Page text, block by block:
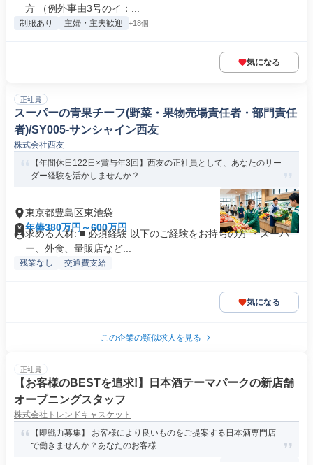
方 （例外事由3号のイ：...
制服あり 主婦・主夫歓迎 +18個
気になる
正社員
スーパーの青果チーフ(野菜・果物売場責任者・部門責任
者)/SY005-サンシャイン西友
株式会社西友
【年間休日122日×賞与年3回】西友の正社員として、あなたのリー
ダー経験を活かしませんか？
東京都豊島区東池袋
年俸380万円～600万円
求める人材: ■ 必須経験 以下のご経験をお持ちの方 ・スーパ
ー、外食、量販店など...
残業なし 交通費支給
気になる
この企業の類似求人を見る
正社員
【お客様のBESTを追求!】日本酒テーマパークの新店舗
オープニングスタッフ
株式会社トレンドキャスケット
【即戦力募集】 お客様により良いものをご提案する日本酒専門店
で働きませんか？あなたのお客様...